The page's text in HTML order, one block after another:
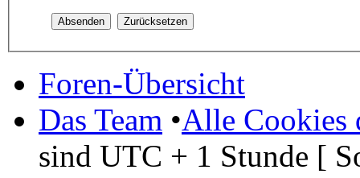
Foren-Übersicht
Das Team •Alle Cookies
sind UTC + 1 Stunde [